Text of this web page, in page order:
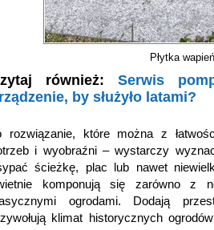
Płytka
również: Serwis
by służyło latami?
rozwiązanie, które można z
i wyobraźni – wystarczy
ścieżkę, plac lub nawet
komponują się zarówno z
ogrodami. Dodają
klimat historycznych